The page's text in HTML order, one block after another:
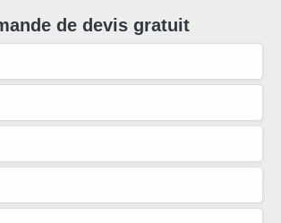
de devis gratuit